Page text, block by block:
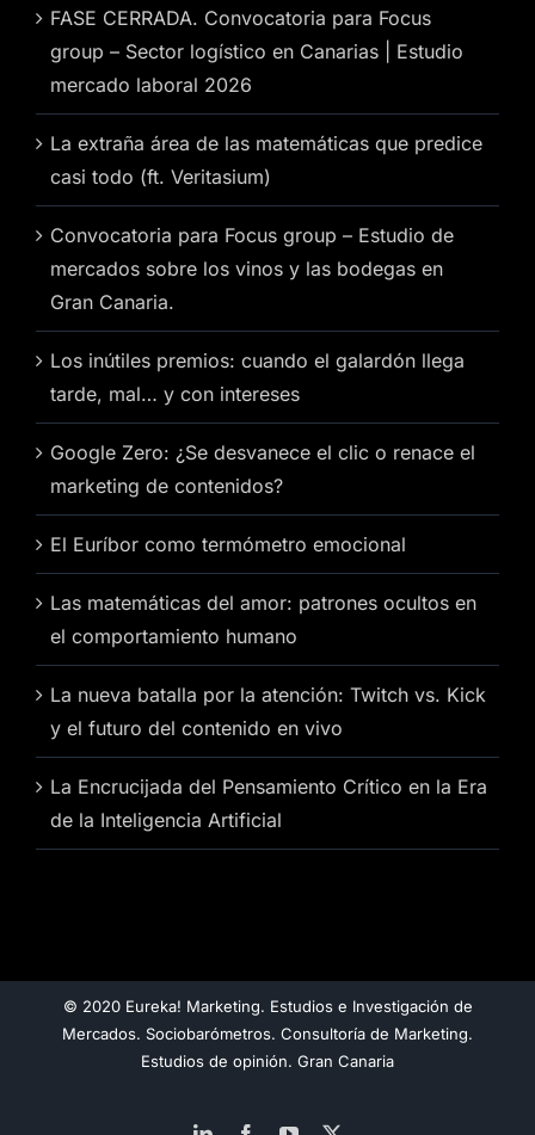
FASE CERRADA. Convocatoria para Focus
group – Sector logístico en Canarias | Estudio
mercado laboral 2026
La extraña área de las matemáticas que predice
casi todo (ft. Veritasium)
Convocatoria para Focus group – Estudio de
mercados sobre los vinos y las bodegas en
Gran Canaria.
Los inútiles premios: cuando el galardón llega
tarde, mal… y con intereses
Google Zero: ¿Se desvanece el clic o renace el
marketing de contenidos?
El Euríbor como termómetro emocional
Las matemáticas del amor: patrones ocultos en
el comportamiento humano
La nueva batalla por la atención: Twitch vs. Kick
y el futuro del contenido en vivo
La Encrucijada del Pensamiento Crítico en la Era
de la Inteligencia Artificial
© 2020 Eureka! Marketing. Estudios e Investigación de
Mercados. Sociobarómetros. Consultoría de Marketing.
Estudios de opinión. Gran Canaria